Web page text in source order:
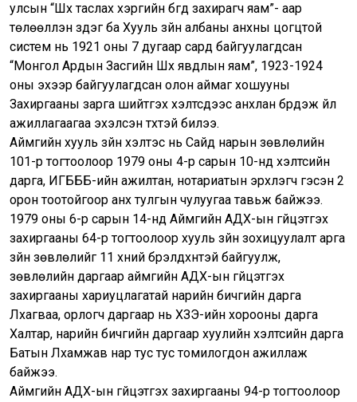
улсын “Шүүх таслах хэргийн бүгд захирагч яам”- аар
төлөөлүүлэн үздэг ба Хууль зүйн албаны анхны цогцтой
систем нь 1921 оны 7 дугаар сард байгуулагдсан
“Монгол Ардын Засгийн Шүүх явдлын яам”, 1923-1924
оны эхээр байгуулагдсан олон аймаг хошууны
Захиргааны зарга шийтгэх хэлтсүүдээс анхлан бүрдэж үйл
ажиллагаагаа эхэлсэн түүхтэй билээ.
Аймгийн хууль зүйн хэлтэс нь Сайд нарын зөвлөлийн
101-р тогтоолоор 1979 оны 4-р сарын 10-нд хэлтсийн
дарга, ИГБББ-ийн ажилтан, нотариатын эрхлэгч гэсэн 2
орон тоотойгоор анх тулгын чулуугаа тавьж байжээ.
1979 оны 6-р сарын 14-нд Аймгийн АДХ-ын гүйцэтгэх
захиргааны 64-р тогтоолоор хууль зүйн зохицуулалт арга
зүйн зөвлөлийг 11 хүний бүрэлдхүүнтэй байгуулж,
зөвлөлийн даргаар аймгийн АДХ-ын гүйцэтгэх
захиргааны хариуцлагатай нарийн бичгийн дарга
Лхагваа, орлогч даргаар нь ХЗЭ-ийн хорооны дарга
Халтар, нарийн бичгийн даргаар хуулийн хэлтсийн дарга
Батын Лхамжав нар тус тус томилогдон ажиллаж
байжээ.
Аймгийн АДХ-ын гүйцэтгэх захиргааны 94-р тогтоолоор